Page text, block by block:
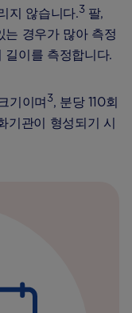
지 않습니다.3 팔,
는 경우가 많아 측정
길이를 측정합니다.
기이며 3, 분당 110회
기관이 형성되기 시